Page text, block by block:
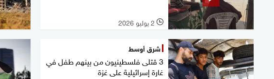
l 2 يوليو 2026
شرق أوسط
3 قتلى فلسطينيون من بينهم طفل في
غارة إسرائيلية على غزة